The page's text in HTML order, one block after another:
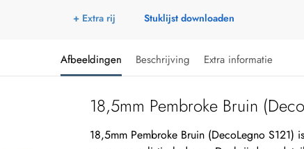
+ Extra rij Stuklijst downloaden
Afbeeldingen Beschrijving Extra informatie
18,5mm Pembroke Bruin
18,5mm Pembroke Bruin (DecoLegno S121)